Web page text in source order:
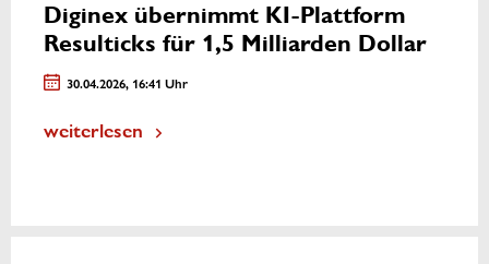
Diginex übernimmt KI-Plattform
Resulticks für 1,5 Milliarden Dollar
30.04.2026, 16:41 Uhr
weiterlesen